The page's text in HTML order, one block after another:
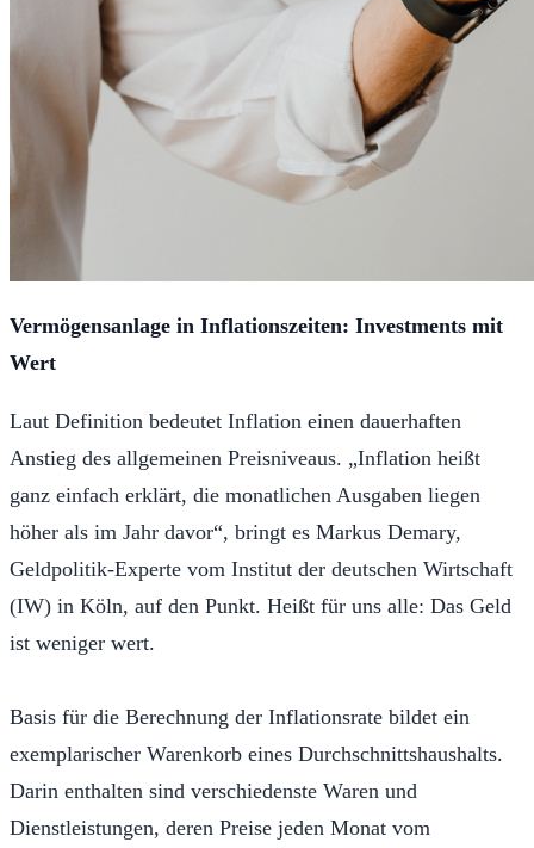
Vermögensanlage in Inflationszeiten: Investments mit
Wert
Laut Definition bedeutet Inflation einen dauerhaften
Anstieg des allgemeinen Preisniveaus. „Inflation heißt
ganz einfach erklärt, die monatlichen Ausgaben liegen
höher als im Jahr davor“, bringt es Markus Demary,
Geldpolitik-Experte vom Institut der deutschen Wirtschaft
(IW) in Köln, auf den Punkt. Heißt für uns alle: Das Geld
ist weniger wert.
Basis für die Berechnung der Inflationsrate bildet ein
exemplarischer Warenkorb eines Durchschnittshaushalts.
Darin enthalten sind verschiedenste Waren und
Dienstleistungen, deren Preise jeden Monat vom